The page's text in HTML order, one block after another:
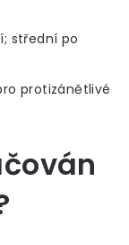
střední po
protizánětlivé